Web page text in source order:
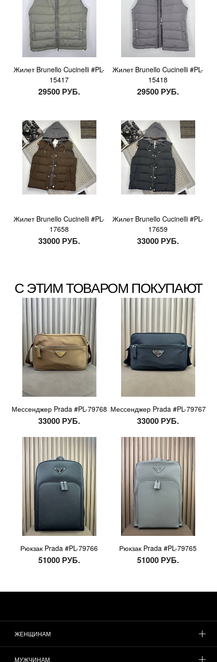
Жилет Brunello Cucinelli #PL-
15417
29500 РУБ.
Жилет Brunello Cucinelli #PL-
15418
29500 РУБ.
Жилет Brunello Cucinelli #PL-
17658
33000 РУБ.
Жилет Brunello Cucinelli #PL-
17659
33000 РУБ.
С ЭТИМ ТОВАРОМ ПОКУПАЮТ
Мессенджер Prada #PL-79768
33000 РУБ.
Мессенджер Prada #PL-79767
33000 РУБ.
Рюкзак Prada #PL-79766
51000 РУБ.
Рюкзак Prada #PL-79765
51000 РУБ.
ЖЕНЩИНАМ
МУЖЧИНАМ